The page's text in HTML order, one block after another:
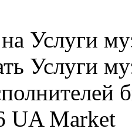
Услуги
Услуги
UA Market